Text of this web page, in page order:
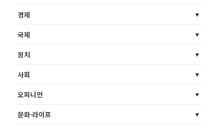
경제
국제
정치
사회
오피니언
문화·라이프